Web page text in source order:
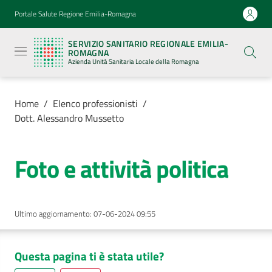
Vai al contenuto
Vai alla navigazione
Vai al footer
Portale Salute Regione Emilia-Romagna
SERVIZIO SANITARIO REGIONALE EMILIA-
ROMAGNA
Azienda Unità Sanitaria Locale della Romagna
Sanitario
Regionale
Emilia-
Romagna
Azienda
Sanitaria
Locale della
Romagna
Azienda
Luoghi
di
cura
Home / Elenco professionisti /
Dott. Alessandro Mussetto
Foto e attività politica
Ultimo aggiornamento: 07-06-2024 09:55
Questa pagina ti è stata utile?